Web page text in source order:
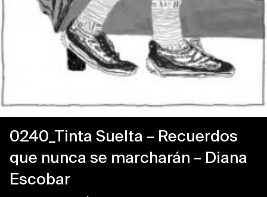
0240_Tinta Suelta – Recuerdos
que nunca se marcharán – Diana
Escobar